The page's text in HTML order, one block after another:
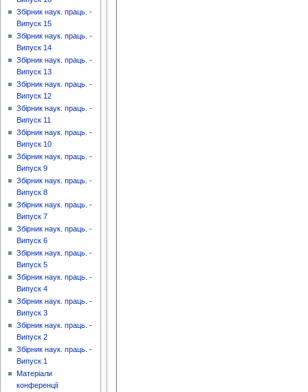
Збірник наук. праць. -
Випуск 15
Збірник наук. праць. -
Випуск 14
Збірник наук. праць. -
Випуск 13
Збірник наук. праць. -
Випуск 12
Збірник наук. праць. -
Випуск 11
Збірник наук. праць. -
Випуск 10
Збірник наук. праць. -
Випуск 9
Збірник наук. праць. -
Випуск 8
Збірник наук. праць. -
Випуск 7
Збірник наук. праць. -
Випуск 6
Збірник наук. праць. -
Випуск 5
Збірник наук. праць. -
Випуск 4
Збірник наук. праць. -
Випуск 3
Збірник наук. праць. -
Випуск 2
Збірник наук. праць. -
Випуск 1
Матеріали
конференції